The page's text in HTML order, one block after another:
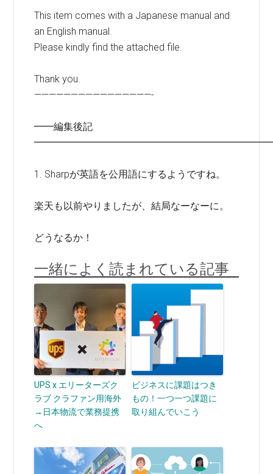
This item comes with a Japanese manual and
an English manual.
Please kindly find the attached file.
Thank you.
————————————————-
━━編集後記
1. Sharpが英語を公用語にするようですね。
楽天も以前やりましたが、結局なーなーに。
どうなるか！
一緒によく読まれている記事
UPS x エリーターズク
ラブ クラファン用海外
→日本物流で業務提携
へ
ビジネスに課題はつき
もの！一つ一つ課題に
取り組んでいこう